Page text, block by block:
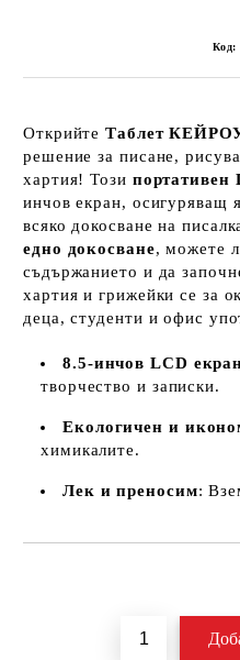
Код:
ОткрийтеТаблет
решение за писане,
хартия! Този портативен
инчов екран, осигуряващ
всяко докосване на
едно докосване, можете
съдържанието и да
хартия и грижейки се за
деца, студенти и офис
8.5-инчов LCD
творчество и записки.
Екологичен и
химикалите.
Лек и преносим: